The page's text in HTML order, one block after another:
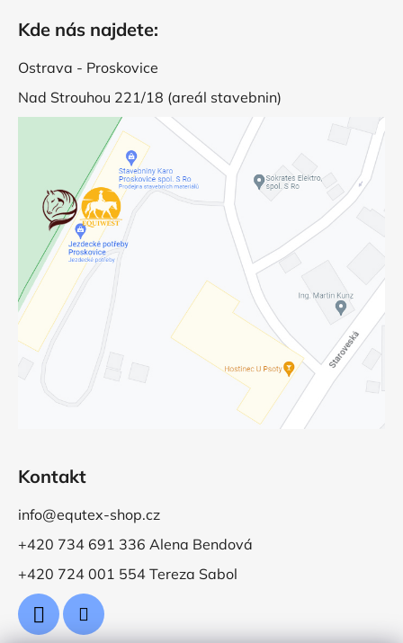
Kde nás najdete:
Ostrava - Proskovice
Nad Strouhou 221/18 (areál stavebnin)
Kontakt
info@equtex-shop.cz
+420 734 691 336 Alena Bendová
+420 724 001 554 Tereza Sabol